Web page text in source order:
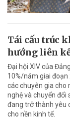
Tái cấu trúc
hướng liên
Đại hội XIV của
10%/năm giai đoạn
các chuyên gia cho
nghệ và chuyển đổi
đang trở thành yêu
cho nền kinh tế.